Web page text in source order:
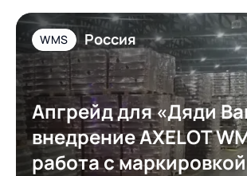
WMS Россия
Апгрейд для «Дяди
внедрение AXELOT
работа с маркировкой